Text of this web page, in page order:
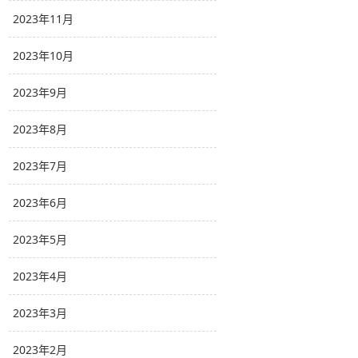
2023年11月
2023年10月
2023年9月
2023年8月
2023年7月
2023年6月
2023年5月
2023年4月
2023年3月
2023年2月